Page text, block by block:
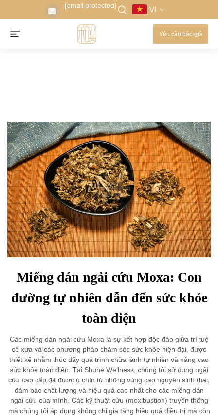
[email protected] VI
Yêu cầu báo giá
Miếng dán ngải cứu Moxa: Con
đường tự nhiên dẫn đến sức khỏe
toàn diện
Các miếng dán ngải cứu Moxa là sự kết hợp độc đáo giữa trí tuệ
cổ xưa và các phương pháp chăm sóc sức khỏe hiện đại, được
thiết kế nhằm thúc đẩy quá trình chữa lành tự nhiên và nâng cao
sức khỏe toàn diện. Tại Shuhe Wellness, chúng tôi sử dụng ngải
cứu cao cấp đã được ủ chín từ những vùng cao nguyên sinh thái,
đảm bảo chất lượng và hiệu quả cao nhất cho các miếng dán
ngải cứu của mình. Các kỹ thuật cứu (moxibustion) truyền thống
mà chúng tôi áp dụng không chỉ gia tăng hiệu quả điều trị mà còn